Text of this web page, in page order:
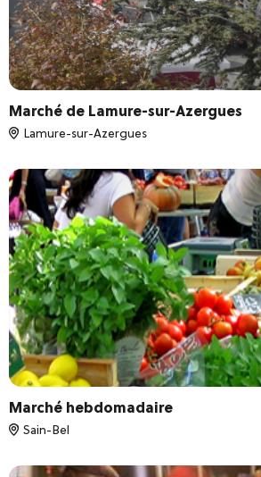
Marché de Lamure-sur-Azergues
Lamure-sur-Azergues
Marché hebdomadaire
Sain-Bel